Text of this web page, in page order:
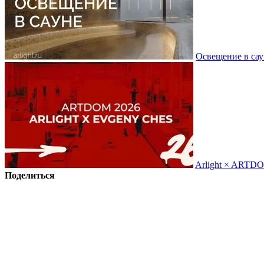
Освещение в
Arlight ×
Поделиться